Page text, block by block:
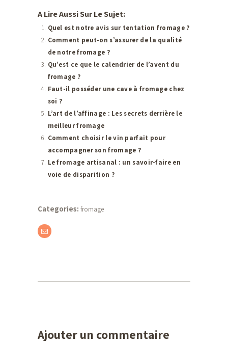
A Lire Aussi Sur Le Sujet:
Quel est notre avis sur tentation fromage ?
Comment peut-on s’assurer de la qualité
de notre fromage ?
Qu’est ce que le calendrier de l’avent du
fromage ?
Faut-il posséder une cave à fromage chez
soi ?
L’art de l’affinage : Les secrets derrière le
meilleur fromage
Comment choisir le vin parfait pour
accompagner son fromage ?
Le fromage artisanal : un savoir-faire en
voie de disparition ?
Categories: fromage
Ajouter un commentaire